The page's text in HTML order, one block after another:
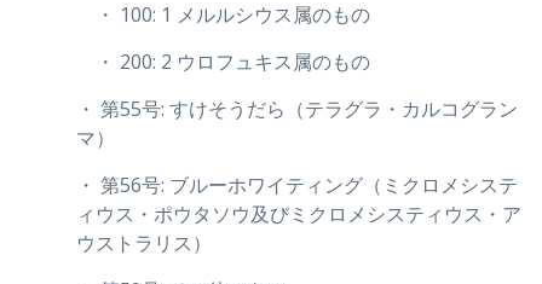
・ 100: 1 メルルシウス属のもの
・ 200: 2 ウロフュキス属のもの
・ 第55号: すけそうだら（テラグラ・カルコグラン
マ）
・ 第56号: ブルーホワイティング（ミクロメシステ
ィウス・ポウタソウ及びミクロメシスティウス・ア
ウストラリス）